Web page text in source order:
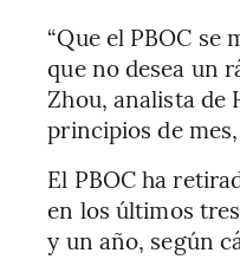
“Que el PBOC
que no desea un
Zhou, analista de
principios de
El PBOC ha
en los últimos
y un año, según